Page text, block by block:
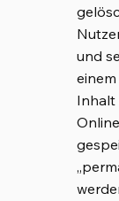
und
Inhalt